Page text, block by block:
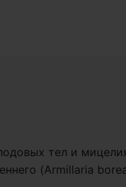
тел и
(Armillaria